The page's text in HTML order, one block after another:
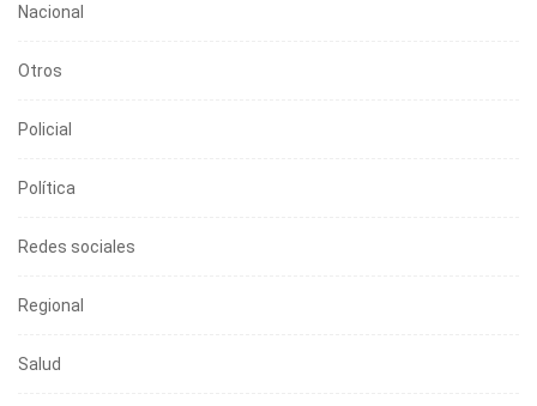
Nacional
Otros
Policial
Política
Redes sociales
Regional
Salud